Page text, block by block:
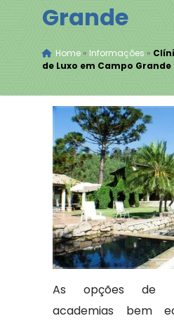
Grande
Home» Informações »
de Luxo em Campo Grande
As opções de
academias bem